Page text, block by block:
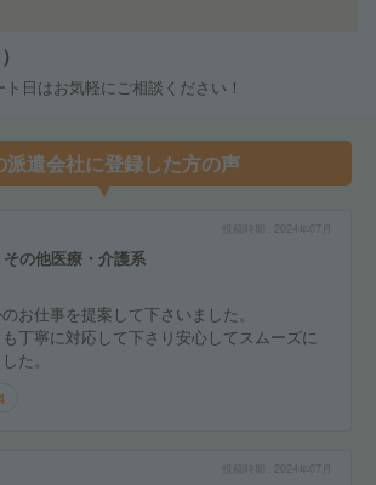
日はお気軽にご相談ください！
派遣会社に登録した方の声
2024年07月
の他医療・介護系
お仕事を提案して下さいました。
丁寧に対応して下さり安心してスムーズに
た。
2024年07月